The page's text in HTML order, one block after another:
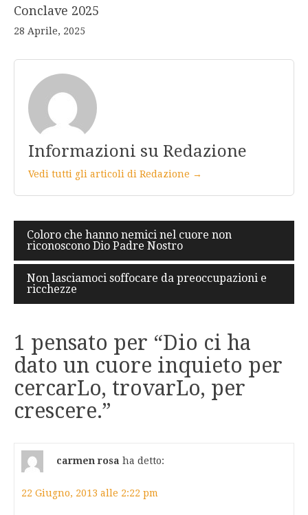
Conclave 2025
28 Aprile, 2025
Informazioni su Redazione
Vedi tutti gli articoli di Redazione →
Navigazione
articoli
Coloro che hanno nemici nel cuore non
riconoscono Dio Padre Nostro
Non lasciamoci soffocare da preoccupazioni e
ricchezze
1 pensato per “Dio ci ha
dato un cuore inquieto per
cercarLo, trovarLo, per
crescere.”
carmen rosa ha detto:
22 Giugno, 2013 alle 2:22 pm